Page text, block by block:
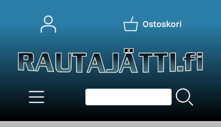
Ostoskori